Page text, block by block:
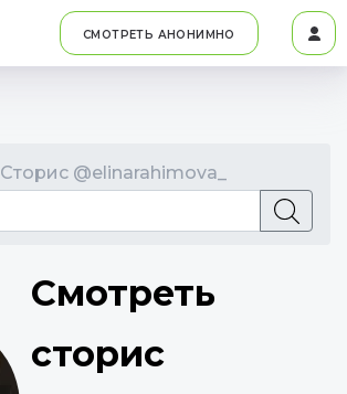
СМОТРЕТЬ АНОНИМНО
Сторис @elinarahimova_
Смотреть
сторис